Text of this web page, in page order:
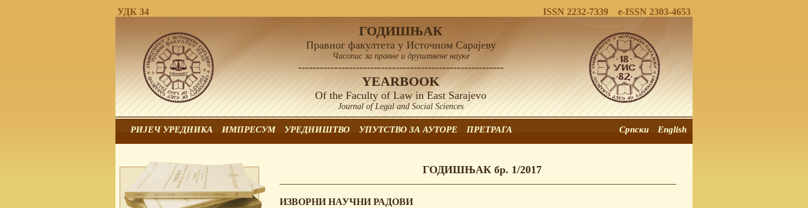
УДК 34 ISSN 2232-7339 e-ISSN 2303-4653
ГОДИШЊАК
Правног факултета у Источном Сарајеву
Часопис за правне и друштвене науке
---------------------------------------------------------
YEARBOOK
Of the Faculty of Law in East Sarajevo
Journal of Legal and Social Sciences
РИЈЕЧ УРЕДНИКА ИМПРЕСУМ УРЕДНИШТВО УПУTСТВО ЗА АУТОРЕ ПРЕТРАГА English
Српски
ГОДИШЊАК бр. 1/2017
ИЗВОРНИ НАУЧНИ РАДОВИ